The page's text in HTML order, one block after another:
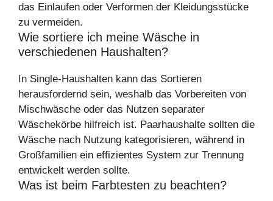
das Einlaufen oder Verformen der Kleidungsstücke
zu vermeiden.
Wie sortiere ich meine Wäsche in
verschiedenen Haushalten?
In Single-Haushalten kann das Sortieren
herausfordernd sein, weshalb das Vorbereiten von
Mischwäsche oder das Nutzen separater
Wäschekörbe hilfreich ist. Paarhaushalte sollten die
Wäsche nach Nutzung kategorisieren, während in
Großfamilien ein effizientes System zur Trennung
entwickelt werden sollte.
Was ist beim Farbtesten zu beachten?